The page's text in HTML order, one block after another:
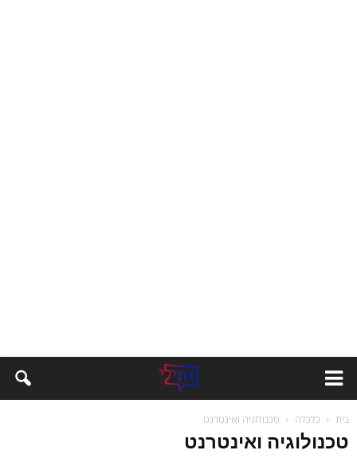
בית כלכלה טכנולוגיה ואינטרנט
טכנולוגיה ואינטרנט